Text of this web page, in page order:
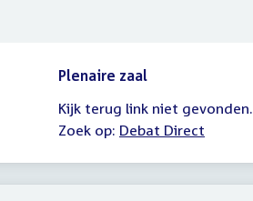
Plenaire zaal
Kijk terug link niet gevonden.
Zoek op: Debat Direct